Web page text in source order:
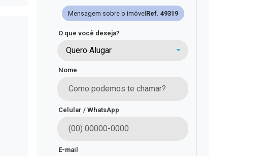
Mensagem sobre o imóvel Ref. 49319
O que você deseja?
Quero Alugar
Nome
Celular / WhatsApp
E-mail